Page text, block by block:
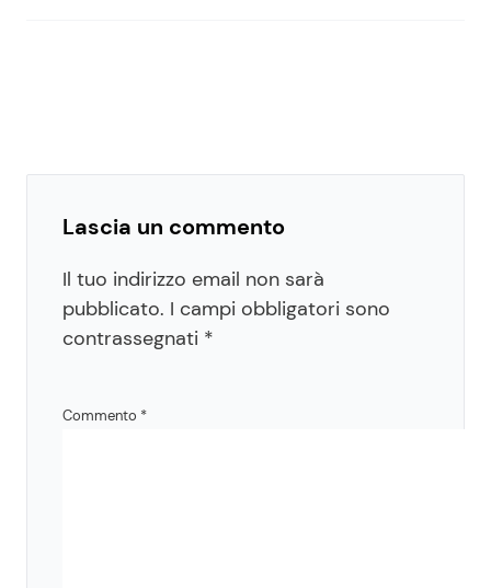
Lascia un commento
Il tuo indirizzo email non sarà
pubblicato. I campi obbligatori sono
contrassegnati *
Commento *